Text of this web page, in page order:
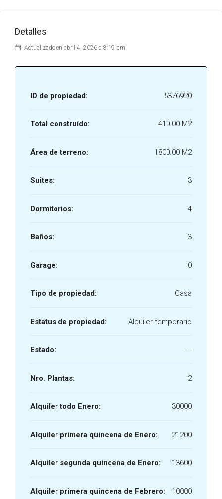
Detalles
Actualizado en abril 4, 2026 a 8:19 pm
ID de propiedad: 5376920
Total construído: 410.00 M2
Área de terreno: 1800.00 M2
Suites: 3
Dormitorios: 4
Baños: 3
Garage: 0
Tipo de propiedad: Casa
Estatus de propiedad: Alquiler temporario
Estado: ---
Nro. Plantas: 2
Alquiler todo Enero: 30000
Alquiler primera quincena de Enero: 21200
Alquiler segunda quincena de Enero: 13600
Alquiler primera quincena de Febrero: 10000